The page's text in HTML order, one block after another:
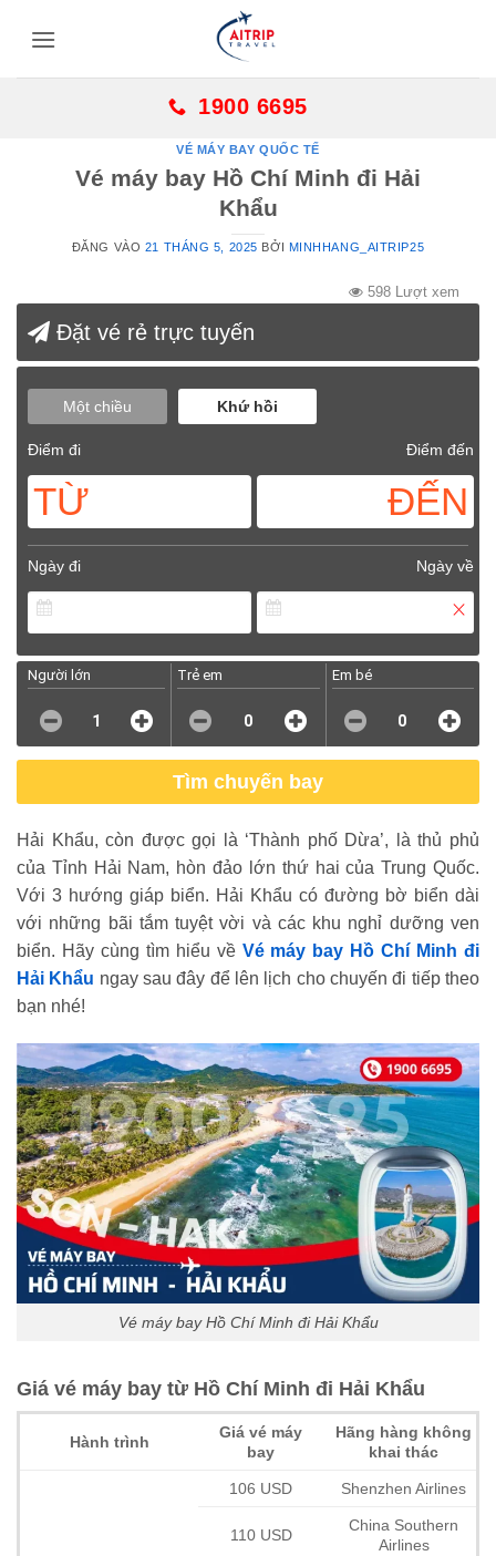
1900 6695
VÉ MÁY BAY QUỐC TẾ
Vé máy bay Hồ Chí Minh đi Hải
Khẩu
ĐĂNG VÀO 21 THÁNG 5, 2025 BỞI MINHHANG_AITRIP25
598 Lượt xem
Đặt vé rẻ trực tuyến
Một chiều Khứ hồi
Điểm đi Điểm đến
TỪ ĐẾN
Ngày đi Ngày về
Người lớn
1
Trẻ em
0
Em bé
0
Tìm chuyến bay
Hải Khẩu, còn được gọi là ‘Thành phố Dừa’, là thủ phủ
của Tỉnh Hải Nam, hòn đảo lớn thứ hai của Trung Quốc.
Với 3 hướng giáp biển. Hải Khẩu có đường bờ biển dài
với những bãi tắm tuyệt vời và các khu nghỉ dưỡng ven
biển. Hãy cùng tìm hiểu về Vé máy bay Hồ Chí Minh đi
Hải Khẩu ngay sau đây để lên lịch cho chuyến đi tiếp theo
bạn nhé!
Vé máy bay Hồ Chí Minh đi Hải Khẩu
Giá vé máy bay từ Hồ Chí Minh đi Hải Khẩu
Hành trình
Giá vé máy
bay
Hãng hàng không
khai thác
106 USD Shenzhen Airlines
110 USD
China Southern
Airlines